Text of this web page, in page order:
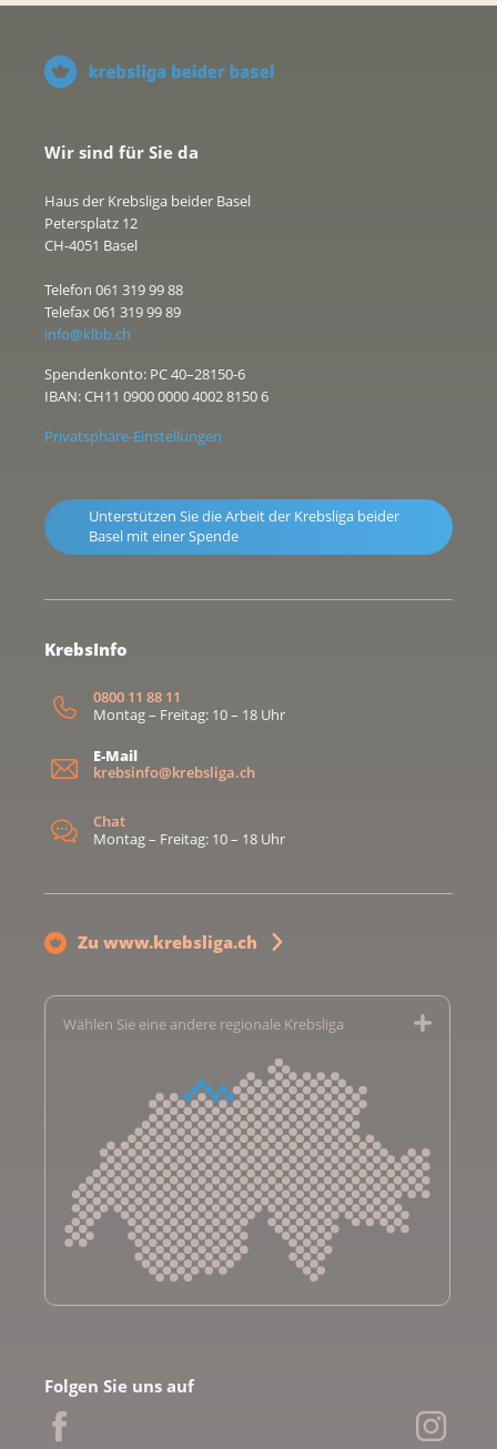
Wir sind für Sie da
Haus der Krebsliga beider Basel
Petersplatz 12
CH-4051 Basel
Telefon 061 319 99 88
Telefax 061 319 99 89
info@klbb.ch
Spendenkonto: PC 40–28150-6
IBAN: CH11 0900 0000 4002 8150 6
Privatsphäre-Einstellungen
Unterstützen Sie die Arbeit der Krebsliga beider
Basel mit einer Spende
KrebsInfo
0800 11 88 11
Montag – Freitag: 10 – 18 Uhr
E-Mail
krebsinfo@krebsliga.ch
Chat
Montag – Freitag: 10 – 18 Uhr
Zu www.krebsliga.ch
Wählen Sie eine andere regionale Krebsliga
Krebsliga Bern
Krebsliga Freiburg
Folgen Sie uns auf